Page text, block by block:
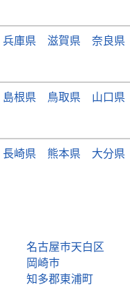
兵庫県 滋賀県 奈良県
島根県 鳥取県 山口県
長崎県 熊本県 大分県
名古屋市天白区
岡崎市
知多郡東浦町